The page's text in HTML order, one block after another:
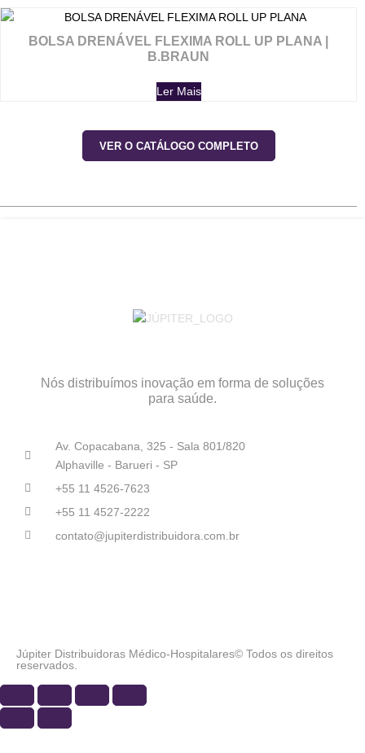
BOLSA DRENÁVEL FLEXIMA ROLL UP PLANA |
B.BRAUN
Ler Mais
VER O CATÁLOGO COMPLETO
Nós distribuímos inovação em forma de soluções
para saúde.
Av. Copacabana, 325 - Sala 801/820
Alphaville - Barueri - SP
+55 11 4526-7623
+55 11 4527-2222
contato@jupiterdistribuidora.com.br
Júpiter Distribuidoras Médico-Hospitalares© Todos os direitos
reservados.